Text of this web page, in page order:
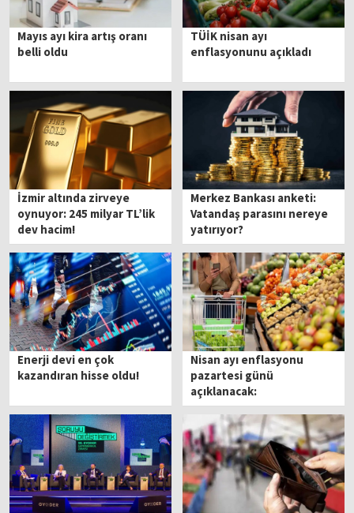
Mayıs ayı kira artış oranı
belli oldu
TÜİK nisan ayı
enflasyonunu açıkladı
İzmir altında zirveye
oynuyor: 245 milyar TL’lik
dev hacim!
Merkez Bankası anketi:
Vatandaş parasını nereye
yatırıyor?
Enerji devi en çok
kazandıran hisse oldu!
Nisan ayı enflasyonu
pazartesi günü
açıklanacak:
Ekonomistlerin beklentisi
ne yönde?